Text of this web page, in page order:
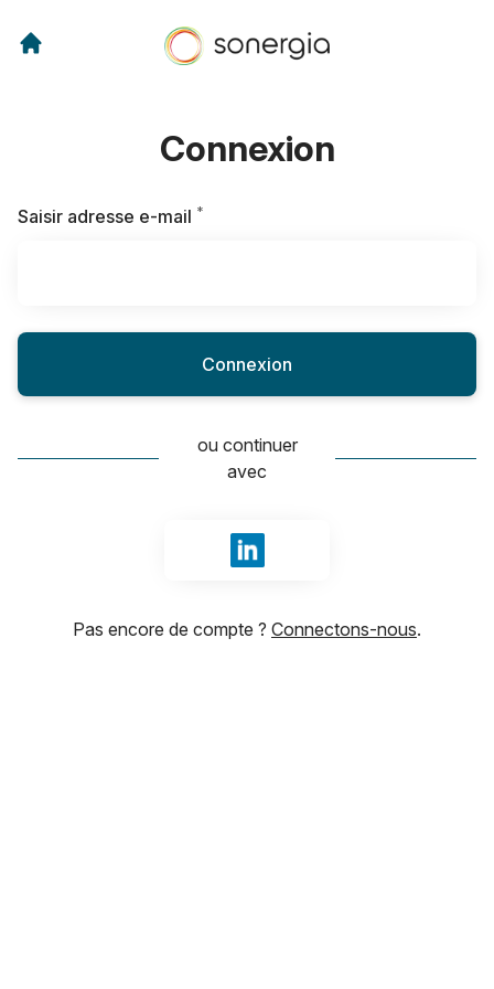
Connexion
Saisir adresse e-mail *
Connexion
ou continuer
avec
Se connecter avec LinkedIn
Pas encore de compte ? Connectons-nous.